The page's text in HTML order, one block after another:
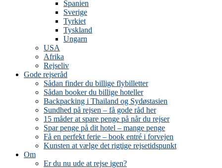
Spanien
Sverige
Tyrkiet
Tyskland
Ungarn
USA
Afrika
Rejseliv
Gode rejseråd
Sådan finder du billige flybilletter
Sådan booker du billige hoteller
Backpacking i Thailand og Sydøstasien
Sundhed på rejsen – få gode råd her
15 måder at spare penge på når du rejser
Spar penge på dit hotel – mange penge
Få en perfekt ferie – book entré i forvejen
Kunsten at vælge det rigtige rejsetidspunkt
Om
Er du nu ude at rejse igen?